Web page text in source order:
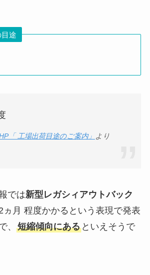
途
「 工場出荷目途のご案内」 より
では新型レガシィアウトバック
ヵ月 程度かかるという表現で発表
、 短縮傾向にあるといえそうで